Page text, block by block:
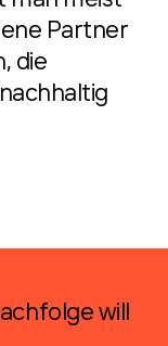
Partner
die
will